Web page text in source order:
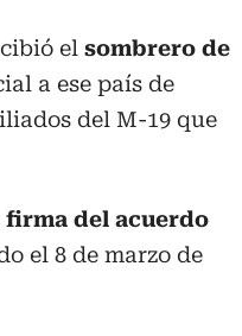
el sombrero de
a ese país de
del M-19 que
firma del acuerdo
el 8 de marzo de